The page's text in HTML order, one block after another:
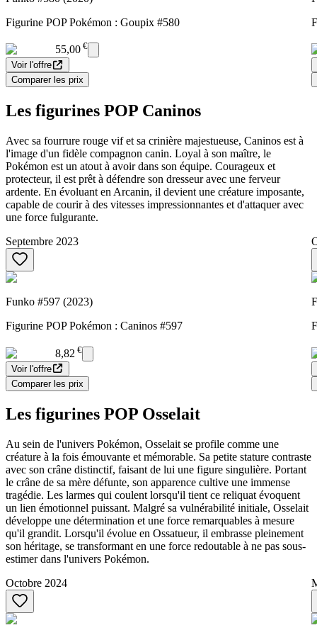
Figurine POP Pokémon : Goupix #580
55,00 €
Voir l'offre
Comparer les prix
Les figurines POP Caninos
Avec sa fourrure rouge vif et sa crinière majestueuse, Caninos est à
l'image d'un fidèle compagnon canin. Loyal à son maître, le
Pokémon est un atout à avoir dans son équipe. Courageux et
protecteur, il est prêt à défendre son dresseur avec une ferveur
ardente. En évoluant en Arcanin, il devient une créature imposante,
capable de courir à des vitesses impressionnantes et d'attaquer avec
une force fulgurante.
Septembre 2023
Funko #597 (2023)
Figurine POP Pokémon : Caninos #597
8,82 €
Voir l'offre
Comparer les prix
Les figurines POP Osselait
Au sein de l'univers Pokémon, Osselait se profile comme une
créature à la fois émouvante et mémorable. Sa petite stature contraste
avec son crâne distinctif, faisant de lui une figure singulière. Portant
le crâne de sa mère défunte, son apparence cultive une immense
tragédie. Les larmes qui coulent lorsqu'il tient ce reliquat évoquent
un lien émotionnel puissant. Malgré sa vulnérabilité initiale, Osselait
développe une détermination et une force remarquables à mesure
qu'il grandit. Lorsqu'il évolue en Ossatueur, il embrasse pleinement
son héritage, se transformant en une force redoutable à ne pas sous-
estimer dans l'univers Pokémon.
Octobre 2024